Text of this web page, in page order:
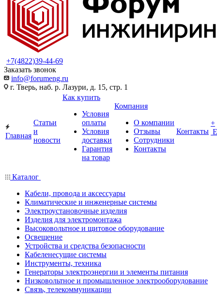
+7(4822)39-44-69
Заказать звонок
info@forumeng.ru
г. Тверь, наб. р. Лазури, д. 15, стр. 1
Главная
Статьи
и
новости
Как купить
Условия
оплаты
Условия
доставки
Гарантия
на товар
Компания
О компании
Отзывы
Сотрудники
Контакты
Контакты
+
Каталог
Кабели, провода и аксессуары
Климатические и инженерные системы
Электроустановочные изделия
Изделия для электромонтажа
Высоковольтное и щитовое оборудование
Освещение
Устройства и средства безопасности
Кабеленесущие системы
Инструменты, техника
Генераторы электроэнергии и элементы питания
Низковольтное и промышленное электрооборудование
Связь, телекоммуникации